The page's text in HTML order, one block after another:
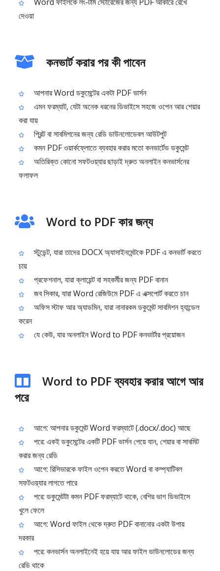
দেওয়া
কনভার্ট করার পর কী পাবেন
আপনার Word ডকুমেন্টের একটা PDF ভার্সন
এমন ফরম্যাট, যেটা অনেক ধরনের ডিভাইসে সহজে ওপেন আর শেয়ার
করা যায়
প্রিন্ট বা সাবমিশনের জন্য রেডি ডাউনলোডেবল আউটপুট
কমন PDF ওয়ার্কফ্লোতে ব্যবহার করার মতো কনভার্টেড ডকুমেন্ট
অতিরিক্ত কোনো সফটওয়্যার ছাড়াই দ্রুত অনলাইন কনভার্সনের
ফলাফল
Word to PDF কার জন্য
স্টুডেন্ট, যারা তাদের DOCX অ্যাসাইনমেন্টকে PDF এ কনভার্ট করতে
চায়
প্রফেশনাল, যারা ক্লায়েন্ট বা সহকর্মীর জন্য PDF বানান
জব সিকার, যারা Word রেজিউমে PDF এ এক্সপোর্ট করতে চান
অফিস স্টাফ আর অ্যাডমিন, যারা নানারকম ডকুমেন্ট সাবমিশন হ্যান্ডেল
করেন
যে কেউ, যার অনলাইন Word to PDF কনভার্টার প্রয়োজন
Word to PDF ব্যবহার করার আগে আর
পরে
আগে: আপনার ডকুমেন্ট Word ফরম্যাটে (.docx/.doc) আছে
পরে: একই ডকুমেন্টের একটি PDF ভার্সন পেয়ে যান, শেয়ার বা সাবমিট
করার জন্য রেডি
আগে: রিসিভারকে ফাইল ওপেন করতে Word বা কম্প্যাটিবল
সফটওয়্যার লাগতে পারে
পরে: ডকুমেন্টটা কমন PDF ফরম্যাটে থাকে, বেশির ভাগ ডিভাইসে
খুলে ফেলে
আগে: Word ফাইল থেকে দ্রুত PDF বানানোর একটা উপায়
দরকার
পরে: কনভার্সন অনলাইনেই হয়ে যায় আর ফাইল ডাউনলোডের জন্য
রেডি থাকে